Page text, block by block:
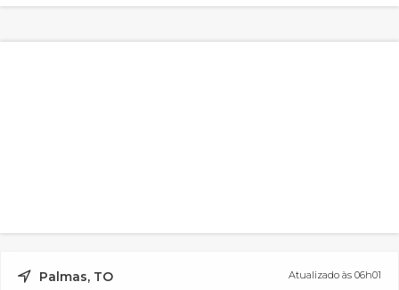
Palmas, TO Atualizado às 06h01